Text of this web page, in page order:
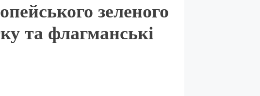
зеленого
та флагманські